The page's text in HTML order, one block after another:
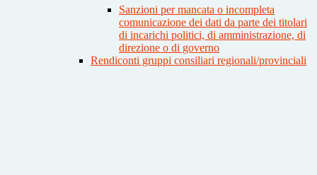
Sanzioni per mancata o incompleta
comunicazione dei dati da parte dei titolari
di incarichi politici, di amministrazione, di
direzione o di governo
Rendiconti gruppi consiliari regionali/provinciali